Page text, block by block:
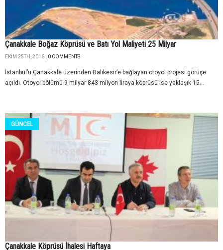
Çanakkale Boğaz Köprüsü ve Batı Yol Maliyeti 25 Milyar
EKIM 25TH, 2016 | 0 COMMENTS
İstanbul’u Çanakkale üzerinden Balıkesir’e bağlayan otoyol projesi görüşe
açıldı. Otoyol bölümü 9 milyar 843 milyon liraya köprüsü ise yaklaşık 15...
GÜNCEL
Çanakkale Köprüsü İhalesi Haftaya